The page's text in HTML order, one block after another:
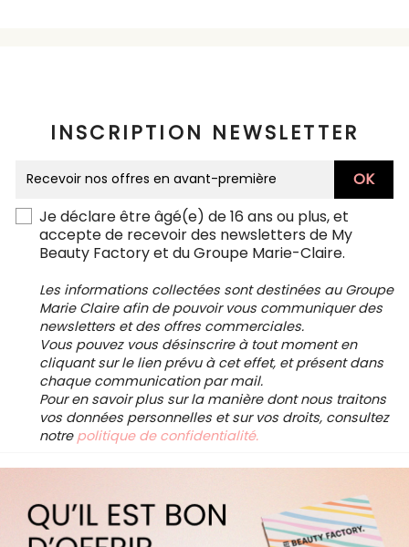
INSCRIPTION NEWSLETTER
Je déclare être âgé(e) de 16 ans ou plus, et
accepte de recevoir des newsletters de My
Beauty Factory et du Groupe Marie-Claire.
Les informations collectées sont destinées au Groupe
Marie Claire afin de pouvoir vous communiquer des
newsletters et des offres commerciales.
Vous pouvez vous désinscrire à tout moment en
cliquant sur le lien prévu à cet effet, et présent dans
chaque communication par mail.
Pour en savoir plus sur la manière dont nous traitons
vos données personnelles et sur vos droits, consultez
notre politique de confidentialité.